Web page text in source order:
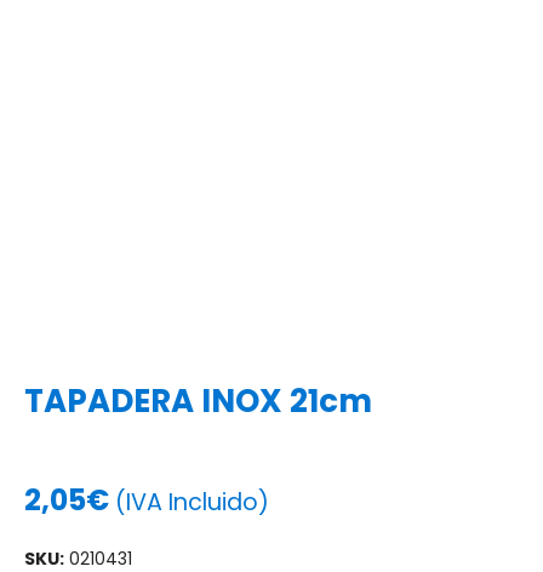
TAPADERA INOX 21cm
2,05€ (IVA Incluido)
SKU: 0210431